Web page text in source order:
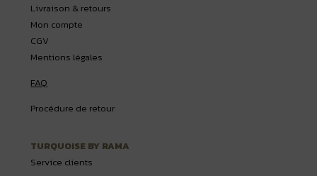
Livraison & retours
Mon compte
CGV
Mentions légales
FAQ
Procédure de retour
TURQUOISE BY RAMA
Service clients